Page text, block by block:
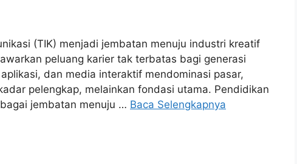
(TIK) menjadi jembatan menuju industri kreatif
peluang karier tak terbatas bagi generasi
dan media interaktif mendominasi pasar,
pelengkap, melainkan fondasi utama. Pendidikan
jembatan menuju … Baca Selengkapnya